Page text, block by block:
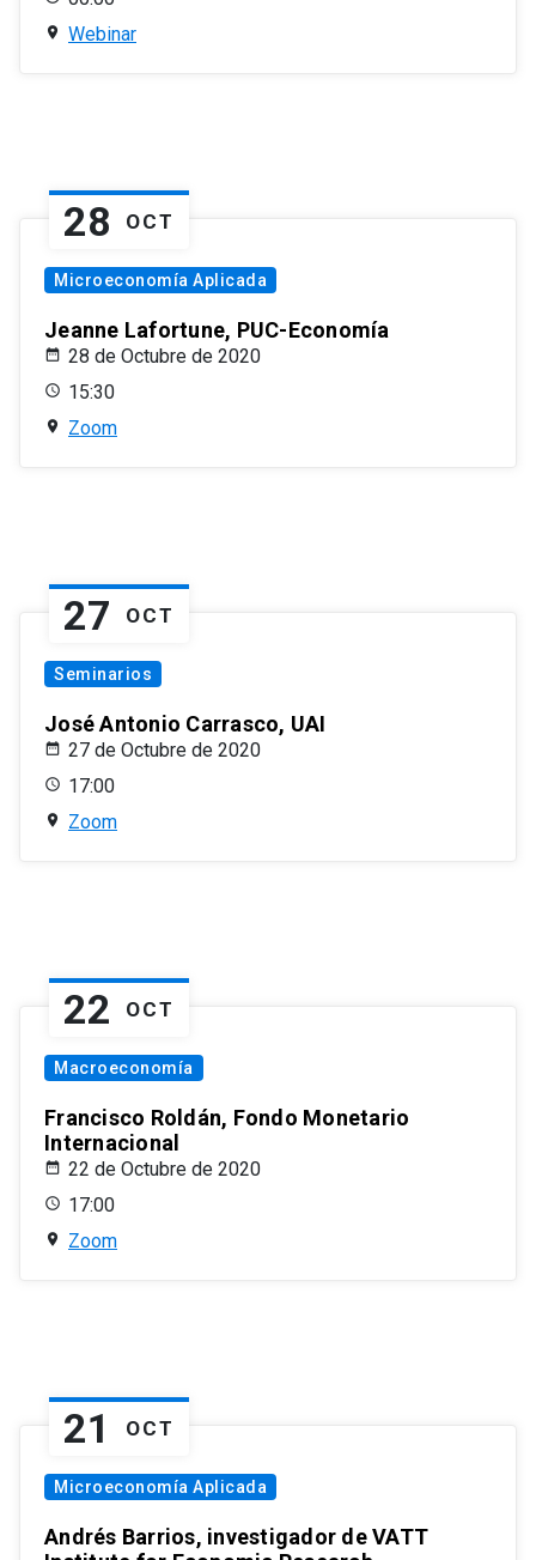
Webinar
28 OCT
Microeconomía Aplicada
Jeanne Lafortune, PUC-Economía
28 de Octubre de 2020
15:30
Zoom
27 OCT
Seminarios
José Antonio Carrasco, UAI
27 de Octubre de 2020
17:00
Zoom
22 OCT
Macroeconomía
Francisco Roldán, Fondo Monetario
Internacional
22 de Octubre de 2020
17:00
Zoom
21 OCT
Microeconomía Aplicada
Andrés Barrios, investigador de VATT